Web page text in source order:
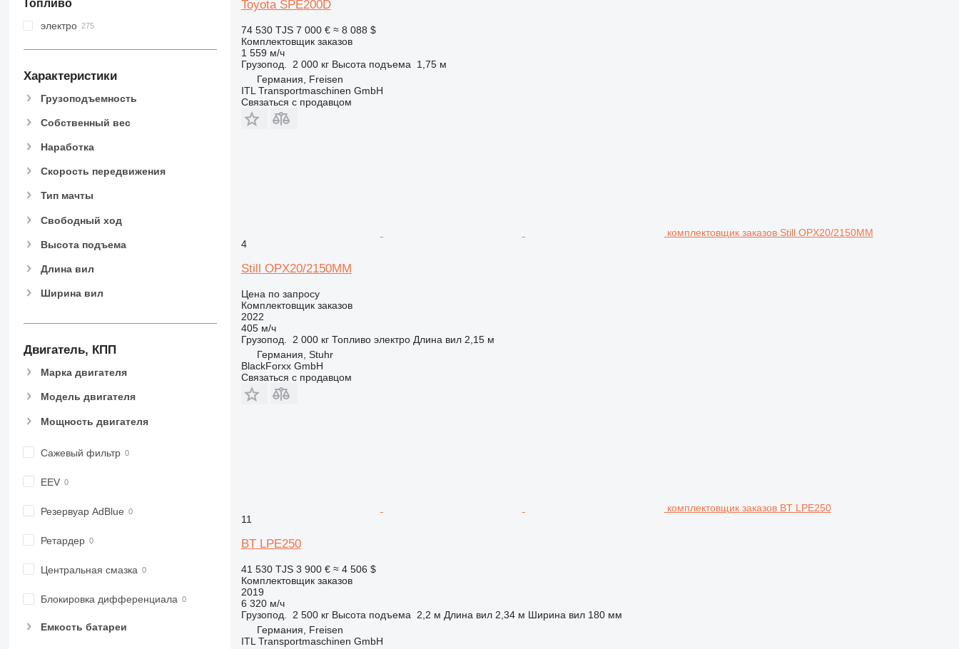
Топливо
электро
Характеристики
Грузоподъемность
Собственный вес
Наработка
Скорость передвижения
Тип мачты
Свободный ход
Высота подъема
Длина вил
Ширина вил
Двигатель, КПП
Марка двигателя
Модель двигателя
Мощность двигателя
Сажевый фильтр
EEV
Резервуар AdBlue
Ретардер
Центральная смазка
Блокировка дифференциала
Емкость батареи
Toyota SPE200D
74 530 TJS 7 000 € ≈ 8 088 $
Комплектовщик заказов
1 559 м/ч
Грузопод.
2 000 кг Высота подъема
1,75 м
Германия, Freisen
ITL Transportmaschinen GmbH
Связаться с продавцом
комплектовщик заказов Still OPX20/2150MM
4
Still OPX20/2150MM
Цена по запросу
Комплектовщик заказов
2022
405 м/ч
Грузопод.
2 000 кг Топливо электро Длина вил 2,15 м
Германия, Stuhr
BlackForxx GmbH
Связаться с продавцом
комплектовщик заказов BT LPE250
11
BT LPE250
41 530 TJS 3 900 € ≈ 4 506 $
Комплектовщик заказов
2019
6 320 м/ч
Грузопод.
2 500 кг Высота подъема 2,2 м Длина вил 2,34 м Ширина вил 180 мм
Германия, Freisen
ITL Transportmaschinen GmbH